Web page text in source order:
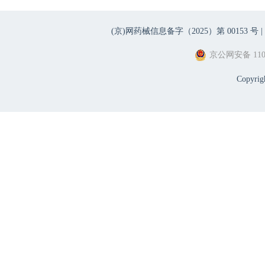
(京)网药械信息备字（2025）第 00153 号 |
京公网安备